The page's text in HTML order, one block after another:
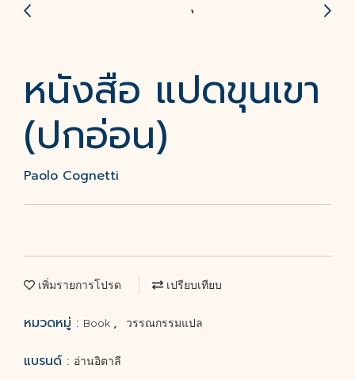
หนังสือ แปดขุนเขา
(ปกอ่อน)
Paolo Cognetti
เพิ่มรายการโปรด เปรียบเทียบ
หมวดหมู่ : Book , วรรณกรรมแปล
แบรนด์ : อ่านอิตาลี